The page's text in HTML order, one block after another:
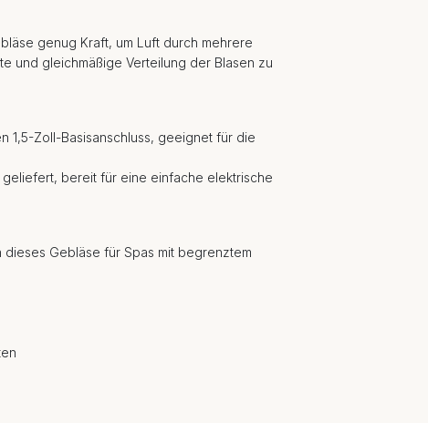
genug Kraft, um Luft durch mehrere
und gleichmäßige Verteilung der Blasen zu
1,5-Zoll-Basisanschluss, geeignet für die
bereit für eine einfache elektrische
Gebläse für Spas mit begrenztem